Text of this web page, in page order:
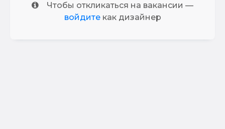
Чтобы откликаться на вакансии —
войдитекак дизайнер